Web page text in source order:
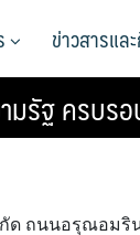
ข่าวสารแล
รัฐ ครบร
ด ถนนอรุณอมริ